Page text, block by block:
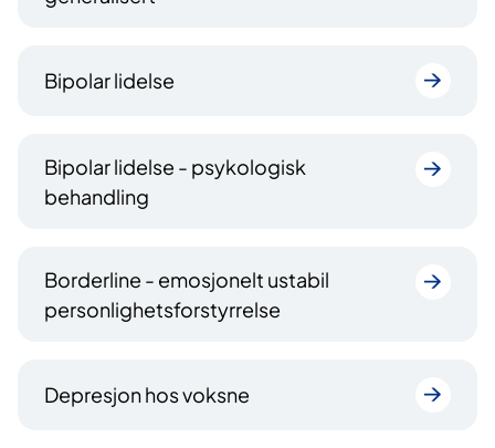
Bipolar lidelse
Bipolar lidelse - psykologisk
behandling
Borderline - emosjonelt ustabil
personlighetsforstyrrelse
Depresjon hos voksne